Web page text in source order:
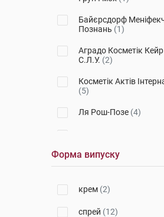
Байєрсдорф
Познань (1)
Аградо Косметік
С.Л.У. (2)
Косметік Актів
(5)
Ля Рош-Позе (4)
Урьяж(2)
Форма випуску
крем (2)
спрей (12)